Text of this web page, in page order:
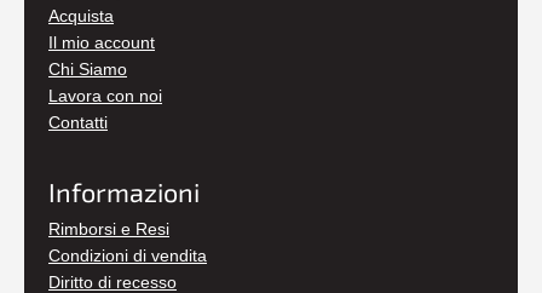
Acquista
Il mio account
Chi Siamo
Lavora con noi
Contatti
Informazioni
Rimborsi e Resi
Condizioni di vendita
Diritto di recesso